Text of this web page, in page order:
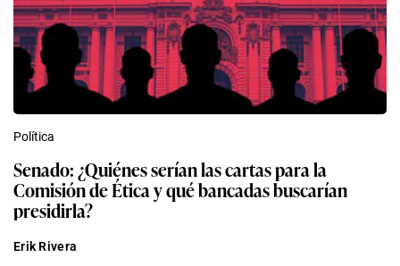
Política
Senado: ¿Quiénes serían las cartas para la
Comisión de Ética y qué bancadas buscarían
presidirla?
Erik Rivera